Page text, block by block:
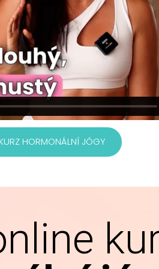
HORMONÁLNÍ JÓGY